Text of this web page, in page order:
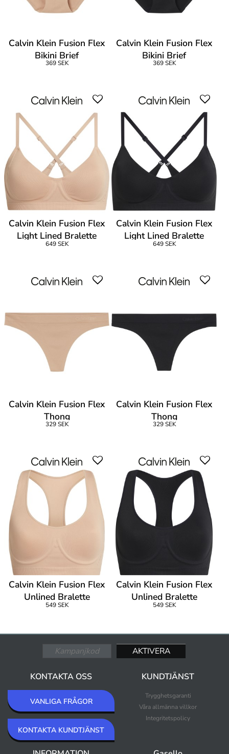
Calvin Klein Fusion Flex
Bikini Brief
369 SEK
Calvin Klein Fusion Flex
Bikini Brief
369 SEK
Calvin Klein Fusion Flex
Light Lined Bralette
649 SEK
Calvin Klein Fusion Flex
Light Lined Bralette
649 SEK
Calvin Klein Fusion Flex
Thong
329 SEK
Calvin Klein Fusion Flex
Thong
329 SEK
Calvin Klein Fusion Flex
Unlined Bralette
549 SEK
Calvin Klein Fusion Flex
Unlined Bralette
549 SEK
KONTAKTA OSS
VANLIGA FRÅGOR
KONTAKTA KUNDTJÄNST
KUNDTJÄNST
Trygghetsgaranti
Våra allmänna villkor
Integritetspolicy